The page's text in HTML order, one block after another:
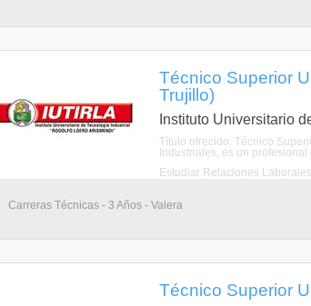
Técnico Superior
Trujillo)
Instituto Universitario
Título ofrecido: Técnico
Industriales, es un
Estudiar Relaciones
Carreras Técnicas - 3 Años - Valera
Técnico Superior